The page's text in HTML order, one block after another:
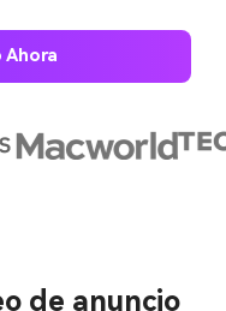
Ahora
de anuncio
%